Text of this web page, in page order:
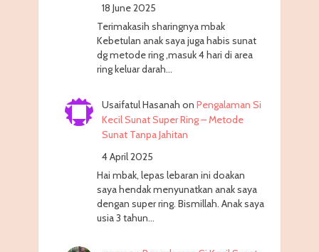
18 June 2025
Terimakasih sharingnya mbak
Kebetulan anak saya juga habis sunat
dg metode ring ,masuk 4 hari di area
ring keluar darah…
Usaifatul Hasanah on Pengalaman Si
Kecil Sunat Super Ring – Metode
Sunat Tanpa Jahitan
4 April 2025
Hai mbak, lepas lebaran ini doakan
saya hendak menyunatkan anak saya
dengan super ring. Bismillah. Anak saya
usia 3 tahun…